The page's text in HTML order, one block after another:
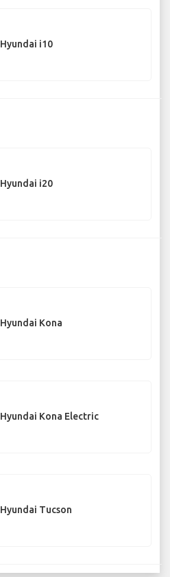
Hyundai i10
Hyundai i20
Hyundai Kona
Hyundai Kona Electric
Hyundai Tucson